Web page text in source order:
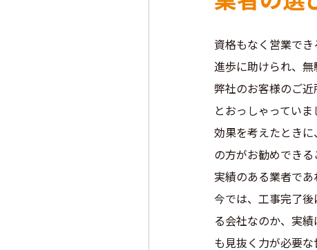
資格もなく営業で
進歩に助けられ、無
弊社のお客様のご
とおっしゃってい
効果を考えたとき
の方がお勧めできる
実績のある業者であ
今では、工事完了
る会社なのか、実
も見抜く力が必要な